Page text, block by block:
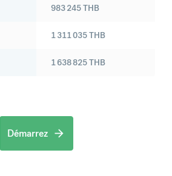
983 245THB
1 311 035THB
1 638 825THB
Démarrez